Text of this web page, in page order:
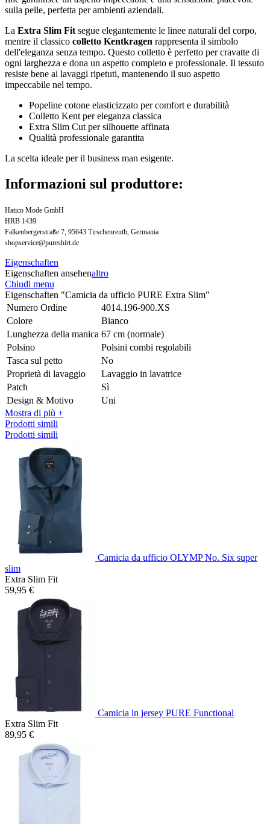
sulla pelle, perfetta per ambienti aziendali.
La Extra Slim Fit segue elegantemente le linee naturali del corpo,
mentre il classico colletto Kentkragen rappresenta il simbolo
dell'eleganza senza tempo. Questo colletto è perfetto per cravatte di
ogni larghezza e dona un aspetto completo e professionale. Il tessuto
resiste bene ai lavaggi ripetuti, mantenendo il suo aspetto
impeccabile nel tempo.
Popeline cotone elasticizzato per comfort e durabilità
Colletto Kent per eleganza classica
Extra Slim Cut per silhouette affinata
Qualità professionale garantita
La scelta ideale per il business man esigente.
Informazioni sul produttore:
Hatico Mode GmbH
HRB 1439
Falkenbergerstraße 7, 95643 Tirschenreuth, Germania
shopservice@pureshirt.de
Eigenschaften
Eigenschaften ansehenaltro
Chiudi menu
Eigenschaften "Camicia da ufficio PURE Extra Slim"
Numero Ordine
4014.196-900.XS
Colore
Bianco
Lunghezza della manica 67 cm (normale)
Polsino
Polsini combi regolabili
Tasca sul petto
No
Proprietà di lavaggio
Lavaggio in lavatrice
Patch
Sì
Design & Motivo
Uni
Mostra di più +
Prodotti simili
Prodotti simili
Camicia da ufficio OLYMP No. Six super
slim
Extra Slim Fit
59,95 €
Camicia in jersey PURE Functional
Extra Slim Fit
89,95 €